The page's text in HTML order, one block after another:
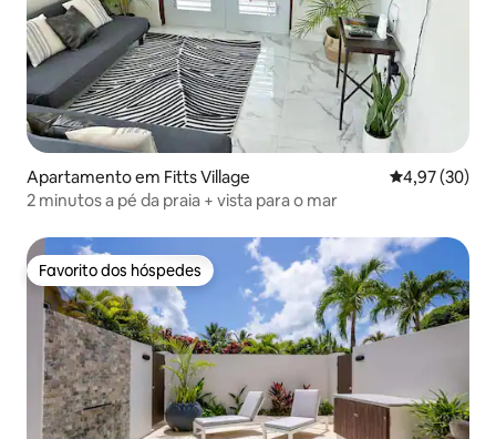
Apartamento em Fitts Village Classificação
4,97 (30)
2 minutos a pé da praia + vista para o mar
Favorito dos hóspedes
Favorito dos hóspedes